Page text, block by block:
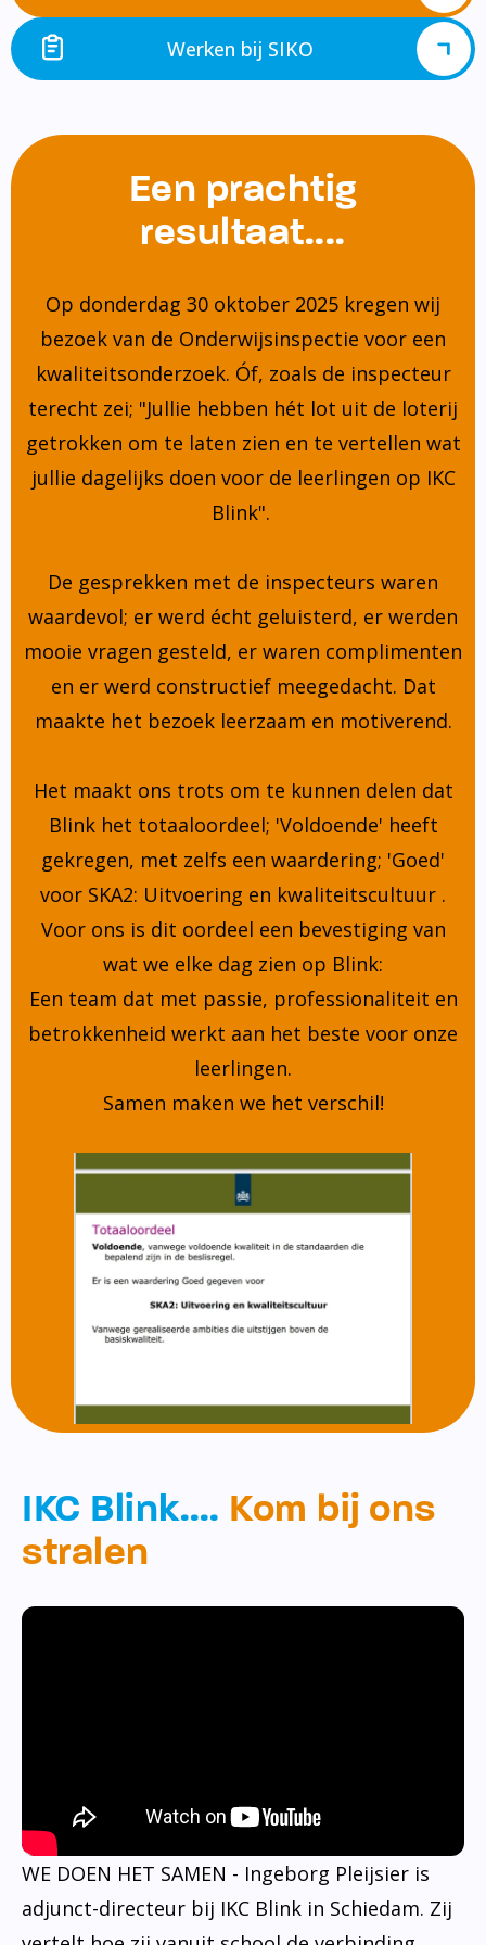
Werken bij SIKO
Een prachtig
resultaat....
Op donderdag 30 oktober 2025 kregen wij
bezoek van de Onderwijsinspectie voor een
kwaliteitsonderzoek. Óf, zoals de inspecteur
terecht zei; "Jullie hebben hét lot uit de loterij
getrokken om te laten zien en te vertellen wat
jullie dagelijks doen voor de leerlingen op IKC
Blink".
De gesprekken met de inspecteurs waren
waardevol; er werd écht geluisterd, er werden
mooie vragen gesteld, er waren complimenten
en er werd constructief meegedacht. Dat
maakte het bezoek leerzaam en motiverend.
Het maakt ons trots om te kunnen delen dat
Blink het totaaloordeel; 'Voldoende' heeft
gekregen, met zelfs een waardering; 'Goed'
voor SKA2: Uitvoering en kwaliteitscultuur .
Voor ons is dit oordeel een bevestiging van
wat we elke dag zien op Blink:
Een team dat met passie, professionaliteit en
betrokkenheid werkt aan het beste voor onze
leerlingen.
Samen maken we het verschil!
IKC Blink…. Kom bij ons
stralen
WE DOEN HET SAMEN - Ingeborg Pleijsier is
adjunct-directeur bij IKC Blink in Schiedam. Zij